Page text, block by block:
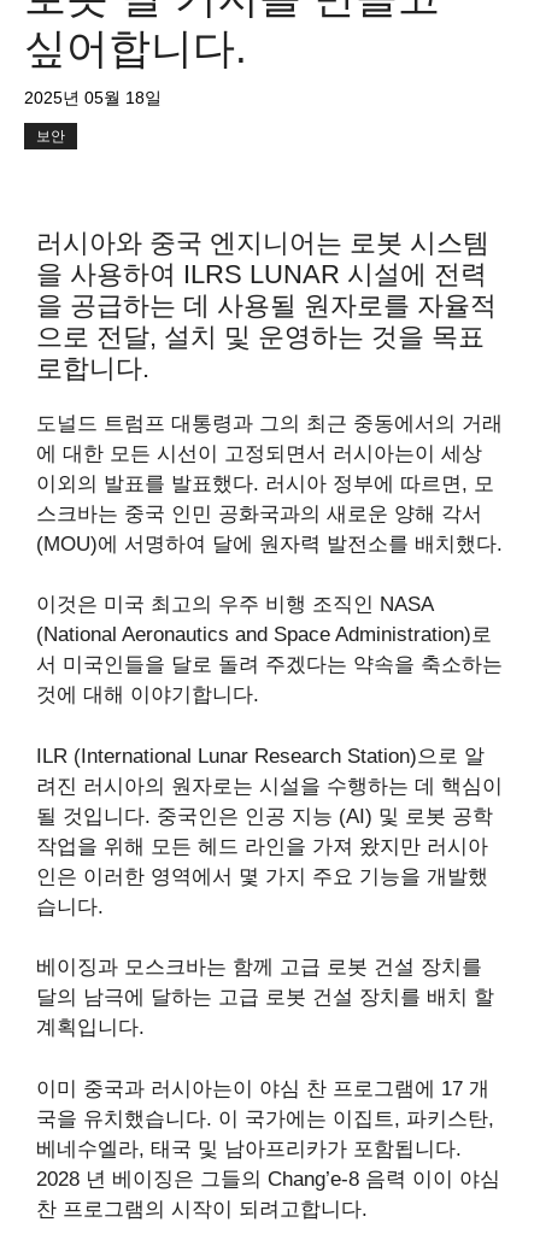
싶어합니다.
2025년 05월 18일
보안
러시아와 중국 엔지니어는 로봇 시스템
을 사용하여 ILRS LUNAR 시설에 전력
을 공급하는 데 사용될 원자로를 자율적
으로 전달, 설치 및 운영하는 것을 목표
로합니다.
도널드 트럼프 대통령과 그의 최근 중동에서의 거래
에 대한 모든 시선이 고정되면서 러시아는이 세상
이외의 발표를 발표했다. 러시아 정부에 따르면, 모
스크바는 중국 인민 공화국과의 새로운 양해 각서
(MOU)에 서명하여 달에 원자력 발전소를 배치했다.
이것은 미국 최고의 우주 비행 조직인 NASA
(National Aeronautics and Space Administration)로
서 미국인들을 달로 돌려 주겠다는 약속을 축소하는
것에 대해 이야기합니다.
ILR (International Lunar Research Station)으로 알
려진 러시아의 원자로는 시설을 수행하는 데 핵심이
될 것입니다. 중국인은 인공 지능 (AI) 및 로봇 공학
작업을 위해 모든 헤드 라인을 가져 왔지만 러시아
인은 이러한 영역에서 몇 가지 주요 기능을 개발했
습니다.
베이징과 모스크바는 함께 고급 로봇 건설 장치를
달의 남극에 달하는 고급 로봇 건설 장치를 배치 할
계획입니다.
이미 중국과 러시아는이 야심 찬 프로그램에 17 개
국을 유치했습니다. 이 국가에는 이집트, 파키스탄,
베네수엘라, 태국 및 남아프리카가 포함됩니다.
2028 년 베이징은 그들의 Chang’e-8 음력 이이 야심
찬 프로그램의 시작이 되려고합니다.